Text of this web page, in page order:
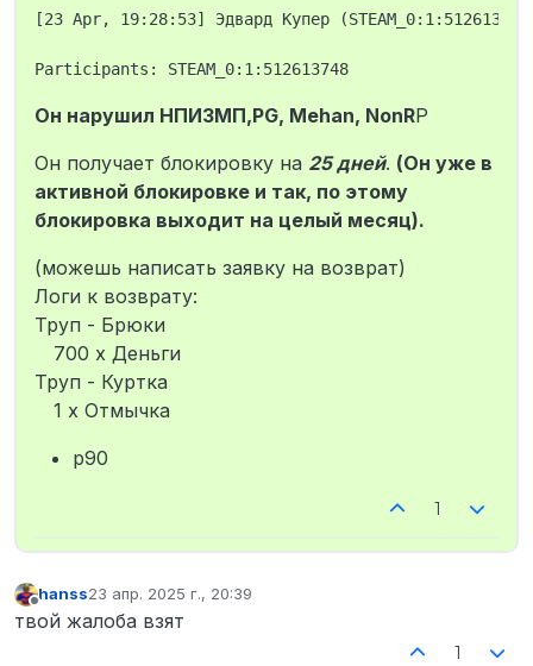
[23 Apr, 19:28:53] Эдвард Купер
Он нарушил НПИЗМП,PG, Mehan, NonRP
Он получает блокировку на 25 дней. (Он уже в
активной блокировке и так, по этому
блокировка выходит на целый месяц).
(можешь написать заявку на возврат)
Логи к возврату:
Труп - Брюки
700 x Деньги
Труп - Куртка
1 x Отмычка
p90
1
Не в сети
hanss23 апр. 2025 г., 20:39
отредактировано
твой жалоба взят
1